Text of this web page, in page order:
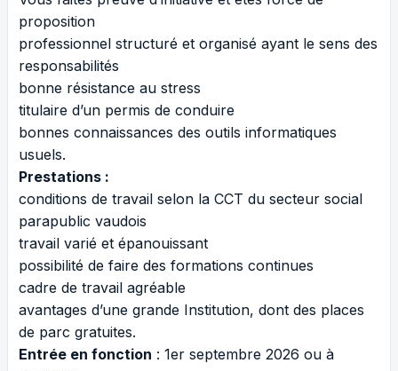
proposition
professionnel structuré et organisé ayant le sens des
responsabilités
bonne résistance au stress
titulaire d’un permis de conduire
bonnes connaissances des outils informatiques
usuels.
Prestations :
conditions de travail selon la CCT du secteur social
parapublic vaudois
travail varié et épanouissant
possibilité de faire des formations continues
cadre de travail agréable
avantages d’une grande Institution, dont des places
de parc gratuites.
Entrée en fonction : 1er septembre 2026 ou à